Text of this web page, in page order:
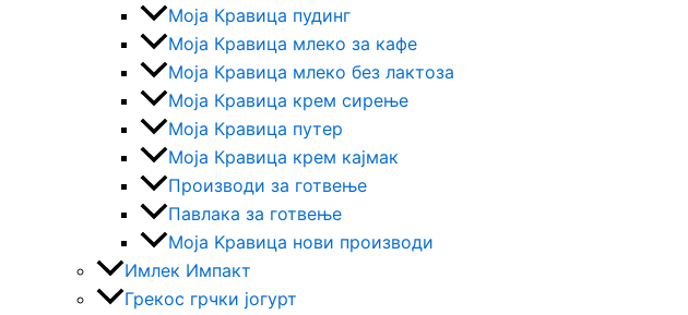
Моја Кравица пудинг
Моја Кравица млеко за кафе
Моја Кравица млеко без лактоза
Моја Кравица крем сирење
Моја Кравица путер
Моја Кравица крем кајмак
Производи за готвење
Павлака за готвење
Моја Kравица нови производи
Имлек Импакт
Грекос грчки јогурт